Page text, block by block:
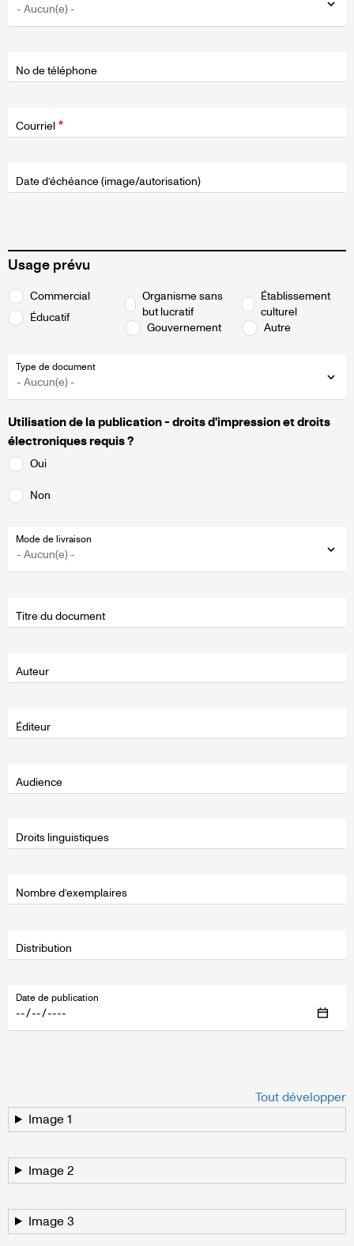
No de téléphone
Courriel
Date d’échéance (image/autorisation)
Usage prévu
Intended
Use
Commercial
Éducatif
Organisme sans
but lucratif
Gouvernement
Établissement
culturel
Autre
Type de document
Utilisation de la publication - droits d'impression et droits
électroniques requis ?
Oui
Non
Mode de livraison
Titre du document
Auteur
Éditeur
Audience
Droits linguistiques
Nombre d’exemplaires
Distribution
Date de publication
Tout développer
Image 1
Image 2
Image 3